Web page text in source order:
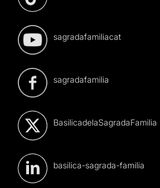
sagradafamiliacat
sagradafamilia
BasilicadelaSagradaFamilia
basilica-sagrada-familia